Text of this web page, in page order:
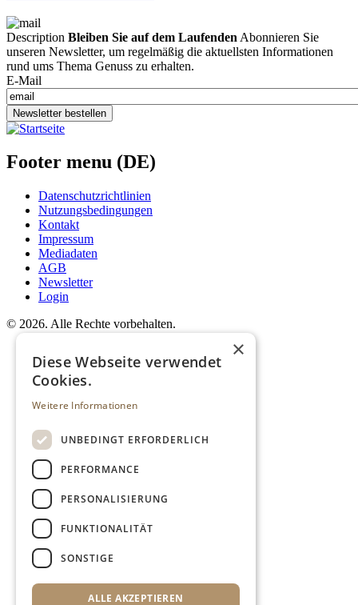
Description Bleiben Sie auf dem Laufenden Abonnieren Sie
unseren Newsletter, um regelmäßig die aktuellsten Informationen
rund ums Thema Genuss zu erhalten.
E-Mail
Newsletter bestellen
Footer menu (DE)
Datenschutzrichtlinien
Nutzungsbedingungen
Kontakt
Impressum
Mediadaten
AGB
Newsletter
Login
© 2026. Alle Rechte vorbehalten.
×
Diese Webseite verwendet
Cookies.
Weitere Informationen
UNBEDINGT ERFORDERLICH
PERFORMANCE
PERSONALISIERUNG
FUNKTIONALITÄT
SONSTIGE
ALLE AKZEPTIEREN